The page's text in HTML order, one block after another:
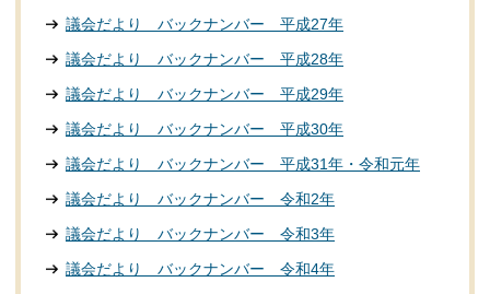
議会だより バックナンバー 平成27年
議会だより バックナンバー 平成28年
議会だより バックナンバー 平成29年
議会だより バックナンバー 平成30年
議会だより バックナンバー 平成31年・令和元年
議会だより バックナンバー 令和2年
議会だより バックナンバー 令和3年
議会だより バックナンバー 令和4年